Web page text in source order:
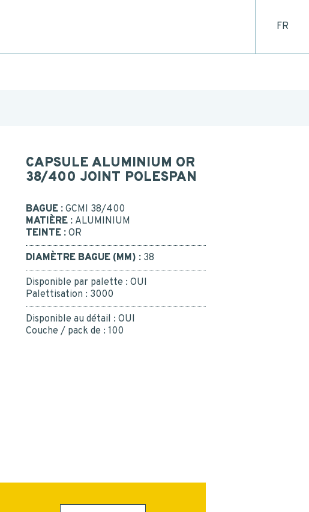
Or call us : 02 41 96 90 10
FR
CAPSULE ALUMINIUM OR
38/400 JOINT POLESPAN
BAGUE : GCMI 38/400
MATIÈRE : ALUMINIUM
TEINTE : OR
DIAMÈTRE BAGUE (MM) : 38
Disponible par palette : OUI
Palettisation : 3000
Disponible au détail : OUI
Couche / pack de : 100
of my